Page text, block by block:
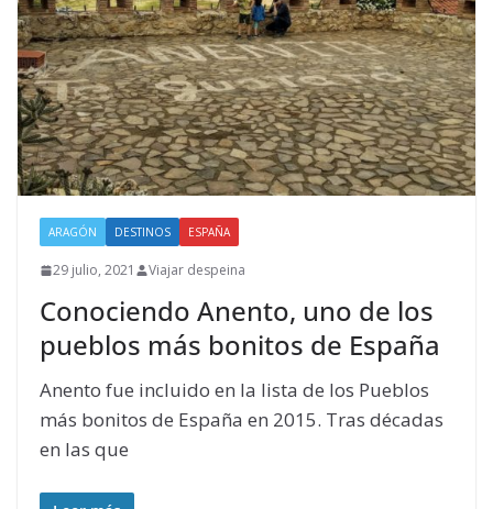
ARAGÓN DESTINOS ESPAÑA
29 julio, 2021 Viajar despeina
Conociendo Anento, uno de los
pueblos más bonitos de España
Anento fue incluido en la lista de los Pueblos
más bonitos de España en 2015. Tras décadas
en las que